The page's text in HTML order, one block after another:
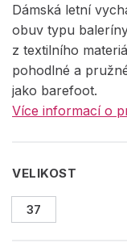
Dámská letní
obuv typu
z textilního
pohodlné a
jako barefoot.
Více informací o
VELIKOST
37